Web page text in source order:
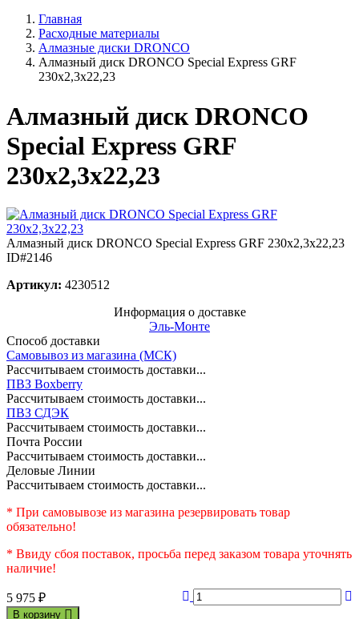
Главная
Расходные материалы
Алмазные диски DRONCO
Алмазный диск DRONCO Special Express GRF
230x2,3x22,23
Алмазный диск DRONCO
Special Express GRF
230x2,3x22,23
Алмазный диск DRONCO Special Express GRF 230x2,3x22,23
ID#2146
Артикул: 4230512
Информация о доставке
Эль-Монте
Способ доставки
Самовывоз из магазина (МСК)
Рассчитываем стоимость доставки...
ПВЗ Boxberry
Рассчитываем стоимость доставки...
ПВЗ СДЭК
Рассчитываем стоимость доставки...
Почта России
Рассчитываем стоимость доставки...
Деловые Линии
Рассчитываем стоимость доставки...
* При самовывозе из магазина резервировать товар
обязательно!
* Ввиду сбоя поставок, просьба перед заказом товара уточнять
наличие!
5 975 ₽
В корзину